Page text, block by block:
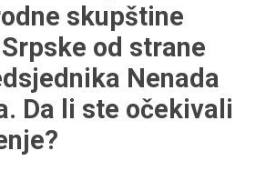
skupštine
od strane
Nenada
Da li ste očekivali